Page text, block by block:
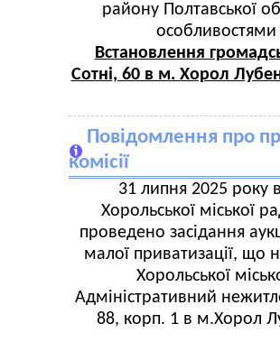
району Полтавської
особливостями
Встановлення
Сотні, 60 в м. Хорол
Повідомлення про
комісії
31 липня 2025 року
Хорольської міської
проведено засідання
малої приватизації, що
Хорольської
Адміністративний
88, корп. 1 в м.Хорол